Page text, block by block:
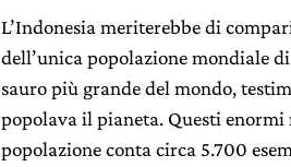
L’Indonesia meriterebbe di
dell’unica popolazione mondiale
sauro più grande del mondo,
popolava il pianeta. Questi
popolazione conta circa 5.700